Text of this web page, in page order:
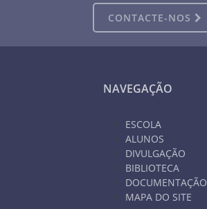
CONTACTE-NOS
NAVEGAÇÃO
ESCOLA
ALUNOS
DIVULGAÇÃO
BIBLIOTECA
DOCUMENTAÇÃO
MAPA DO SITE